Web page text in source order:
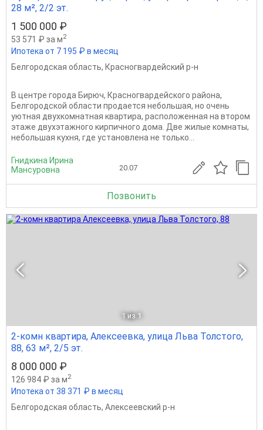
28 м², 2/2 эт.
1 500 000 ₽
53 571 ₽ за м2
Ипотека от 7 195 ₽ в месяц
Белгородская область, Красногвардейский р-н
В центре города Бирюч, Красногвардейского района,
Белгородской области продается небольшая, но очень
уютная двухкомнатная квартира, расположенная на втором
этаже двухэтажного кирпичного дома. Две жилые комнаты,
небольшая кухня, где установлена не только...
Гнидкина Ирина
Мансуровна
20.07
Позвонить
1 из 1
2-комн квартира, Алексеевка, улица Льва Толстого,
88, 63 м², 2/5 эт.
8 000 000 ₽
126 984 ₽ за м2
Ипотека от 38 371 ₽ в месяц
Белгородская область, Алексеевский р-н